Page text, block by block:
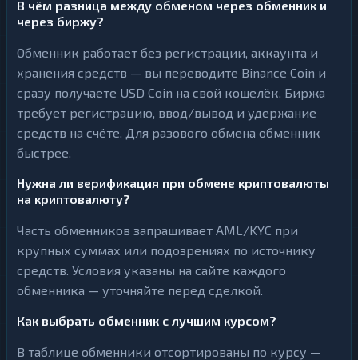
В чём разница между обменом через обменник и
через биржу?
Обменник работает без регистрации, аккаунта и
хранения средств — вы переводите Binance Coin и
сразу получаете USD Coin на свой кошелёк. Биржа
требует регистрацию, ввод/вывод и удержание
средств на счёте. Для разового обмена обменник
быстрее.
Нужна ли верификация при обмене криптовалюты
на криптовалюту?
Часть обменников запрашивает AML/KYC при
крупных суммах или подозрениях по источнику
средств. Условия указаны на сайте каждого
обменника — уточняйте перед сделкой.
Как выбрать обменник с лучшим курсом?
В таблице обменники отсортированы по курсу —